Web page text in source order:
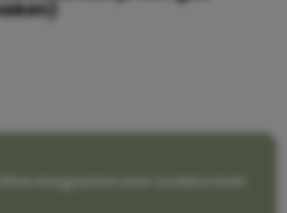
magazine voor ouders met